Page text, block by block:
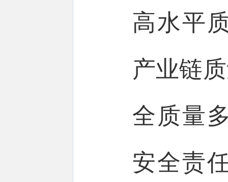
高水平
产业链
全质量
安全责